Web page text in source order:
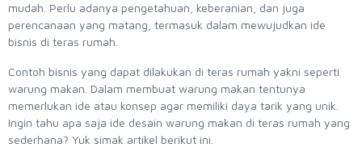
mudah. Perlu adanya pengetahuan, keberanian, dan juga
perencanaan yang matang, termasuk dalam mewujudkan ide
bisnis di teras rumah.
Contoh bisnis yang dapat dilakukan di teras rumah yakni seperti
warung makan. Dalam membuat warung makan tentunya
memerlukan ide atau konsep agar memiliki daya tarik yang unik.
Ingin tahu apa saja ide desain warung makan di teras rumah yang
sederhana? Yuk simak artikel berikut ini.